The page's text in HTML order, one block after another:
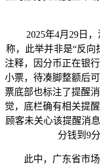
2025年4月29日，
称，此举并非是“反向
注释，因分币正在银
小票，待凑脚整额后
票底部也标注了提醒
觉，底栏确有相关提
顾客未关心该提醒消
分钱到9
此中，广东省市场